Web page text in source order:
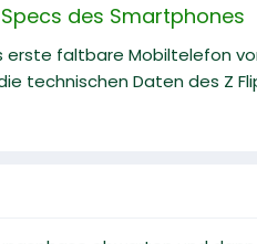
des Smartphones
erste faltbare Mobiltelefon
technischen Daten des Z